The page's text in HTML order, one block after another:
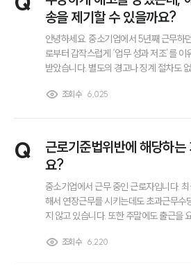
구성원 소개
공정거래법전문
언론보도
법률 블로그
법률서식
뉴스레터/브로슈
세미나
송을 제기할 수 있을까요?
안녕하세요. 중소기업에서 5년째 근무하
로부터 갑작스럽게 ‘업무 성과 저조’를 이
받았습니다. 별도의 경고나 징계 절차도
고 구제신청을 할 수 있다고 들었는데, 주
떤 결과를 얻을 수 있는지 궁금합니다.
조회수 6,025
Q
근로기준법위반에 해당하는
요?
중소기업에서 근무 중인 근로자입니다.
해서 연장근무를 시키는데도 초과근무수
지 않고 있습니다. 또한 주말에도 출근을
을 주지 않고 있습니다. 심지어 퇴사를 얘
조회수 6,220